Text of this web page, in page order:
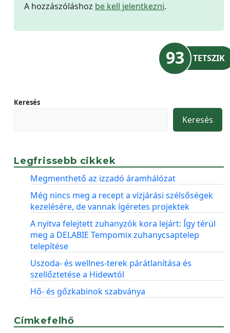
A hozzászóláshoz be kell jelentkezni.
93 TETSZIK
Keresés
Keresés
Legfrissebb cikkek
Megmenthető az izzadó áramhálózat
Még nincs meg a recept a vízjárási szélsőségek
kezelésére, de vannak ígéretes projektek
A nyitva felejtett zuhanyzók kora lejárt: Így térül
meg a DELABIE Tempomix zuhanycsaptelep
telepítése
Uszoda- és wellnes-terek párátlanítása és
szellőztetése a Hidewtól
Hő- és gőzkabinok szabványa
Címkefelhő